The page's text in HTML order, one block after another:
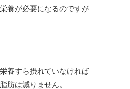
養が必要になるのですが
養すら摂れていなければ
肪は減りません。